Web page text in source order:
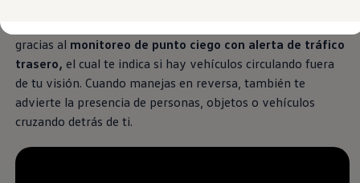
gracias al monitoreo de punto ciego con alerta de tráfico
trasero, el cual te indica si hay vehículos circulando fuera
de tu visión. Cuando manejas en reversa, también te
advierte la presencia de personas, objetos o vehículos
cruzando detrás de ti.